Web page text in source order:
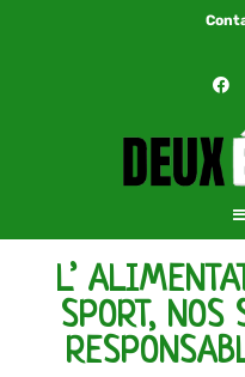
L’
SPORT, NOS